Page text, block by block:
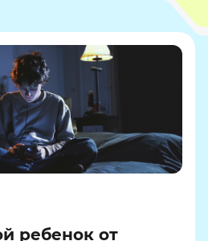
ребенок от